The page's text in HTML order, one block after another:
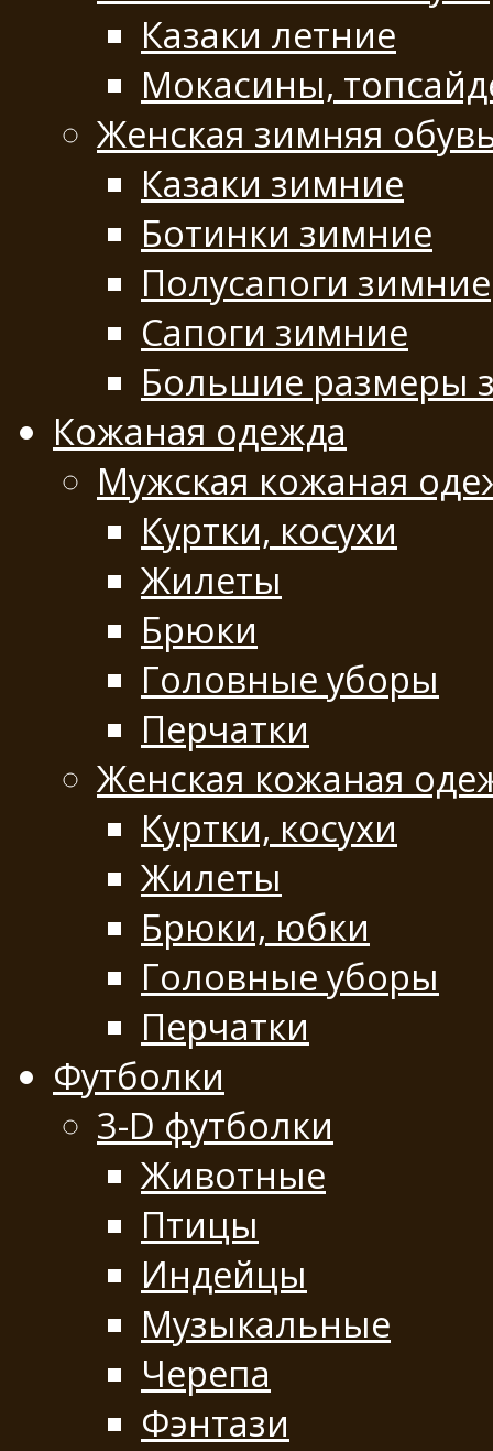
Казаки летние
Мокасины,
Женская зимняя
Казаки зимние
Ботинки зимние
Полусапоги зимние
Сапоги зимние
Большие размеры
Кожаная одежда
Мужская кожаная
Куртки, косухи
Жилеты
Брюки
Головные уборы
Перчатки
Женская кожаная
Куртки, косухи
Жилеты
Брюки, юбки
Головные уборы
Перчатки
Футболки
3-D футболки
Животные
Птицы
Индейцы
Музыкальные
Черепа
Фэнтази